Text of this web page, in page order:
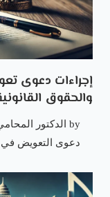
إجراءات دعوى
والحقوق
by الدكتور
دعوى التعويض في